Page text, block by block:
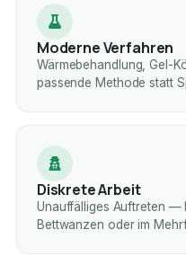
Moderne Verfahren
Wärmebehandlung, Gel-
passende Methode statt
Diskrete Arbeit
Unauffälliges Auftreten —
Bettwanzen oder im